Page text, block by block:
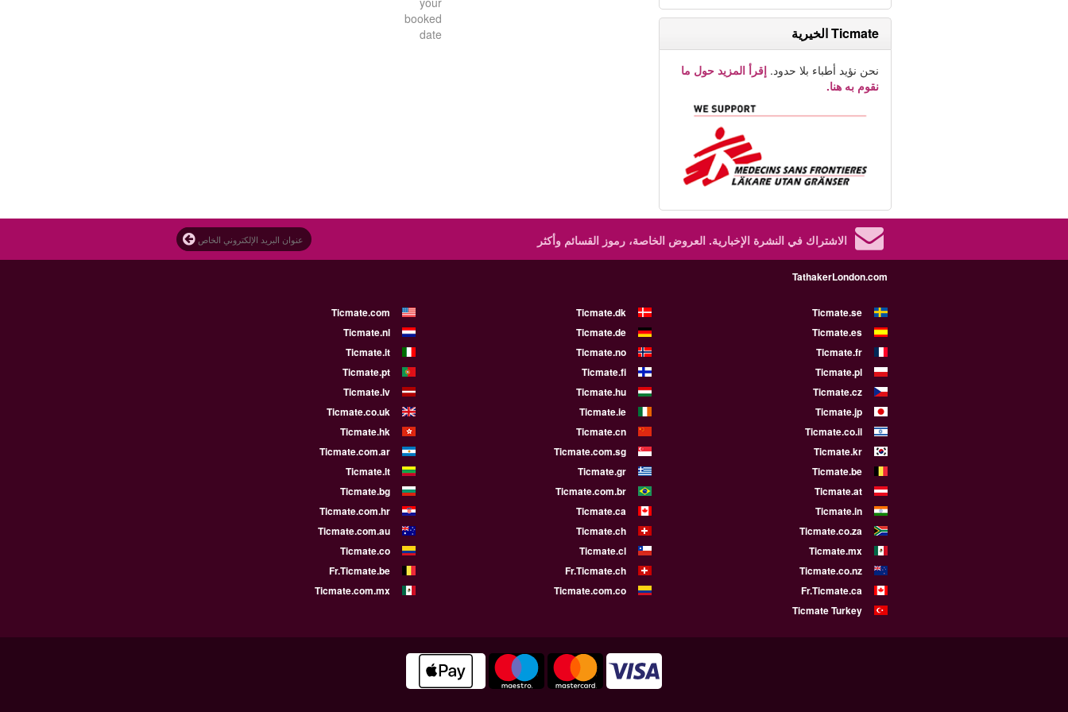
Ticmate الخيرية
نحن نؤيد أطباء بلا حدود. إقرأ المزيد حول ما
نقوم به هنا.
booked
date
الاشتراك في النشرة الإخبارية. العروض الخاصة، رموز القسائم وأكثر
TathakerLondon.com
Ticmate.se
Ticmate.dk
Ticmate.com
Ticmate.es
Ticmate.de
Ticmate.nl
Ticmate.fr
Ticmate.no
Ticmate.it
Ticmate.pl
Ticmate.fi
Ticmate.pt
Ticmate.cz
Ticmate.hu
Ticmate.lv
Ticmate.jp
Ticmate.ie
Ticmate.co.uk
Ticmate.co.il
Ticmate.cn
Ticmate.hk
Ticmate.kr
Ticmate.com.sg
Ticmate.com.ar
Ticmate.be
Ticmate.gr
Ticmate.lt
Ticmate.at
Ticmate.com.br
Ticmate.bg
Ticmate.in
Ticmate.ca
Ticmate.com.hr
Ticmate.co.za
Ticmate.ch
Ticmate.com.au
Ticmate.mx
Ticmate.cl
Ticmate.co
Ticmate.co.nz
Fr.Ticmate.ch
Fr.Ticmate.be
Fr.Ticmate.ca
Ticmate.com.co
Ticmate.com.mx
Ticmate Turkey